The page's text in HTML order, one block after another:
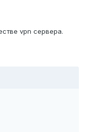
vpn сервера.